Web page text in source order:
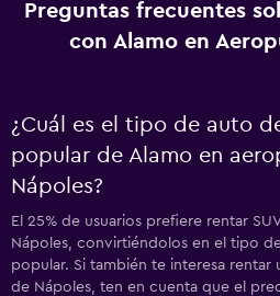
Preguntas frecuentes
con Alamo en
¿Cuál es el tipo de auto
popular de Alamo en
Nápoles?
El 25% de usuarios prefiere rentar
Nápoles, convirtiéndolos en el tipo
popular. Si también te interesa
de Nápoles, ten en cuenta que el